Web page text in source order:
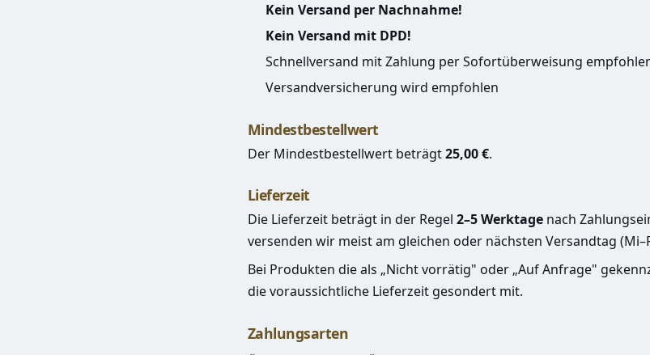
Kein Versand per Nachnahme!
Kein Versand mit DPD!
Schnellversand mit Zahlung per Sofortüberweisung
Versandversicherung wird empfohlen
Mindestbestellwert
Der Mindestbestellwert beträgt25,00 €.
Lieferzeit
Die Lieferzeit beträgt in der Regel 2–5 Werktage nach
versenden wir meist am gleichen oder nächsten Versandtag
Bei Produkten die als „Nicht vorrätig" oder „Auf Anfrage"
die voraussichtliche Lieferzeit gesondert mit.
Zahlungsarten